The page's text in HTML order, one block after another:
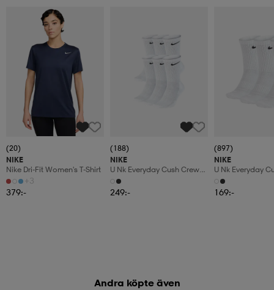
(20)
NIKE
Nike Dri-Fit Women's T-Shirt
+3
379:-
(188)
NIKE
U Nk Everyday Cush Crew
6pr-Bd
249:-
(897)
NIKE
U Nk Everyday
3pr
169:-
Andra köpte även